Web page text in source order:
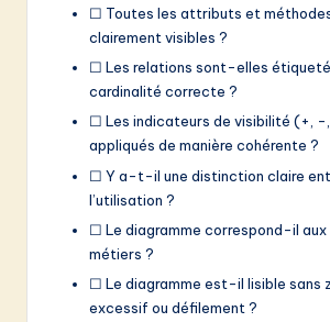
☐ Toutes les attributs et
clairement visibles ?
☐ Les relations sont-elles
cardinalité correcte ?
☐ Les indicateurs de visibilité (+,
appliqués de manière cohérente ?
☐ Y a-t-il une distinction claire
l’utilisation ?
☐ Le diagramme correspond-il aux
métiers ?
☐ Le diagramme est-il lisible sans
excessif ou défilement ?